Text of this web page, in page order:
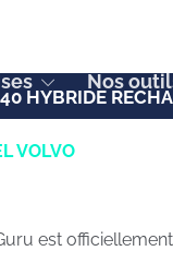
Nos
HYBRIDE
VOLVO
est